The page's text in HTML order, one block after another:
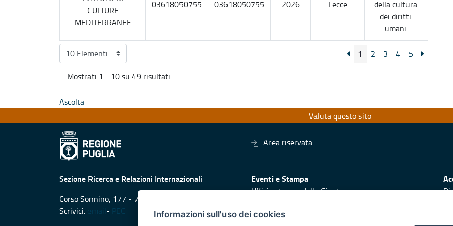
CULTURE
MEDITERRANEE
03618050755 03618050755 2026 Lecce
della cultura
dei diritti
umani
Mostrati 1 - 10 su 49 risultati
1 2 3 4 5
Ascolta
Valuta questo sito
Area riservata
Sezione Ricerca e Relazioni Internazionali
Corso Sonnino, 177 - 70121 Bari
Scrivici: email - PEC
Eventi e Stampa
Ufficio stampa della Giunta
Logo e identità regionale
Informazioni sull'uso dei cookies